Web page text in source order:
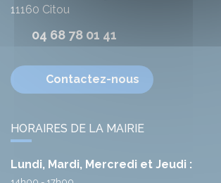
11160 Citou
04 68 78 01 41
Contactez-nous
HORAIRES DE LA MAIRIE
Lundi, Mardi, Mercredi et Jeudi :